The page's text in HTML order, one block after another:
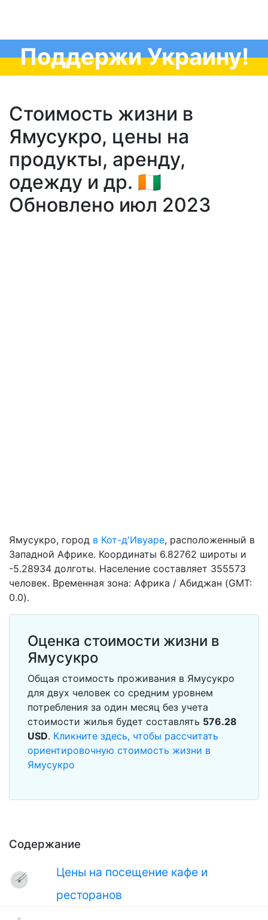
Поддержи Украину!
Стоимость жизни в
Ямусукро, цены на
продукты, аренду,
одежду и др. 🇨🇮
Обновлено июл 2023
Содержание
Цены на посещение кафе и
ресторанов
Ямусукро, город в Кот-д'Ивуаре, расположенный в
Западной Африке. Координаты 6.82762 широты и
-5.28934 долготы. Население составляет 355573
человек. Временная зона: Африка / Абиджан (GMT:
0.0).
Оценка стоимости жизни в
Ямусукро
Общая стоимость проживания в Ямусукро
для двух человек со средним уровнем
потребления за один месяц без учета
стоимости жилья будет составлять 576.28
USD. Кликните здесь, чтобы рассчитать
ориентировочную стоимость жизни в
Ямусукро